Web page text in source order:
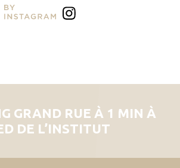
GRAND RUE À 1 MIN À
DE L’INSTITUT